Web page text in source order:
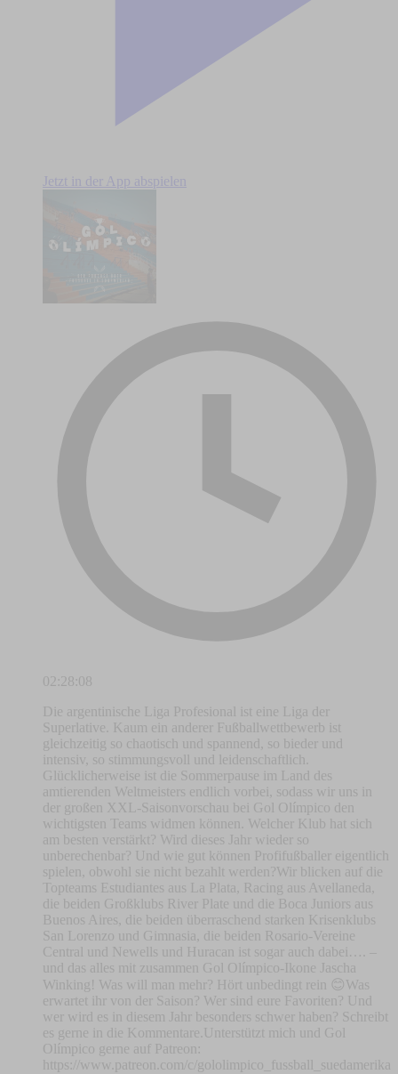
Jetzt in der App abspielen
02:28:08
Die argentinische Liga Profesional ist eine Liga der
Superlative. Kaum ein anderer Fußballwettbewerb ist
gleichzeitig so chaotisch und spannend, so bieder und
intensiv, so stimmungsvoll und leidenschaftlich.
Glücklicherweise ist die Sommerpause im Land des
amtierenden Weltmeisters endlich vorbei, sodass wir uns in
der großen XXL-Saisonvorschau bei Gol Olímpico den
wichtigsten Teams widmen können. Welcher Klub hat sich
am besten verstärkt? Wird dieses Jahr wieder so
unberechenbar? Und wie gut können Profifußballer eigentlich
spielen, obwohl sie nicht bezahlt werden?Wir blicken auf die
Topteams Estudiantes aus La Plata, Racing aus Avellaneda,
die beiden Großklubs River Plate und die Boca Juniors aus
Buenos Aires, die beiden überraschend starken Krisenklubs
San Lorenzo und Gimnasia, die beiden Rosario-Vereine
Central und Newells und Huracan ist sogar auch dabei…. –
und das alles mit zusammen Gol Olímpico-Ikone Jascha
Winking! Was will man mehr? Hört unbedingt rein 😊Was
erwartet ihr von der Saison? Wer sind eure Favoriten? Und
wer wird es in diesem Jahr besonders schwer haben? Schreibt
es gerne in die Kommentare.Unterstützt mich und Gol
Olímpico gerne auf Patreon:
https://www.patreon.com/c/gololimpico_fussball_suedamerika